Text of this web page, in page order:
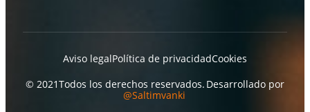
Aviso legalPolítica de privacidadCookies
© 2021Todos los derechos reservados. Desarrollado por
@Saltimvanki